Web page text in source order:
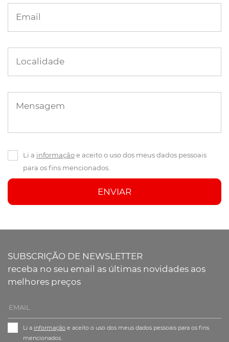
Email
Localidade
Mensagem
Li a informaçãoe aceito o uso dos meus dados pessoais
para os fins mencionados.
ENVIAR
SUBSCRIÇÃO DE NEWSLETTER
receba no seu email as últimas novidades aos
melhores preços
Li a informação e aceito o uso dos meus dados pessoais para os fins
mencionados.